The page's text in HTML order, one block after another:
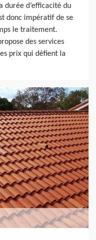
durée d’efficacité du
donc impératif de se
le traitement.
des services
prix qui défient la